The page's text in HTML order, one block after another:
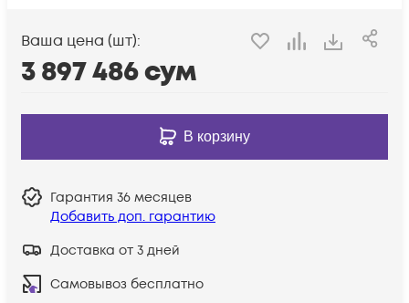
Ваша цена (шт):
3 897 486сум
В корзину
Гарантия 36 месяцев
Добавить доп. гарантию
Доставка от 3 дней
Самовывоз бесплатно